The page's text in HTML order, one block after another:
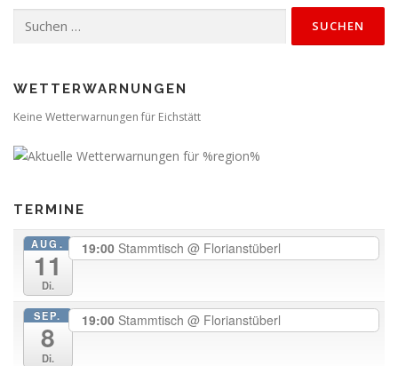
nach:
WETTERWARNUNGEN
Keine Wetterwarnungen für Eichstätt
TERMINE
AUG.
11
Di.
19:00 Stammtisch @ Florianstüberl
SEP.
8
Di.
19:00 Stammtisch @ Florianstüberl